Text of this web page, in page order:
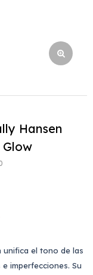
Hansen
unifica el tono de las
imperfecciones. Su